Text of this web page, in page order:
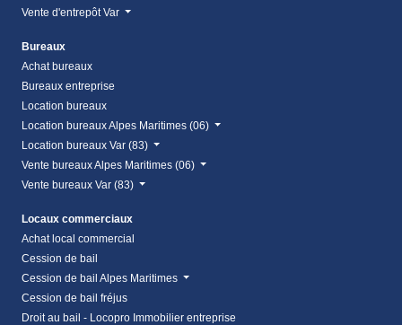
Vente d'entrepôt Var
Bureaux
Achat bureaux
Bureaux entreprise
Location bureaux
Location bureaux Alpes Maritimes (06)
Location bureaux Var (83)
Vente bureaux Alpes Maritimes (06)
Vente bureaux Var (83)
Locaux commerciaux
Achat local commercial
Cession de bail
Cession de bail Alpes Maritimes
Cession de bail fréjus
Droit au bail - Locopro Immobilier entreprise